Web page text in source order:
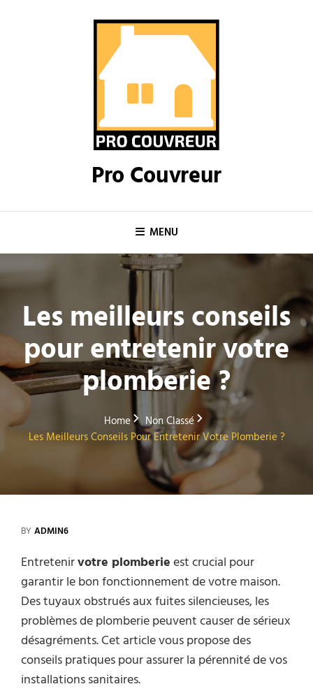
Pro Couvreur
MENU
Les meilleurs conseils
pour entretenir votre
plomberie ?
Home
Non Classé
Les Meilleurs Conseils Pour Entretenir Votre Plomberie ?
BY ADMIN6
Entretenirvotre plomberieest crucial pour
garantir le bon fonctionnement de votre maison.
Des tuyaux obstrués aux fuites silencieuses, les
problèmes de plomberie peuvent causer de sérieux
désagréments. Cet article vous propose des
conseils pratiques pour assurer la pérennité de vos
installations sanitaires.